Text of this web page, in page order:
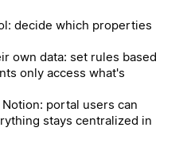
decide which properties
own data: set rules based
only access what's
portal users can
stays centralized in